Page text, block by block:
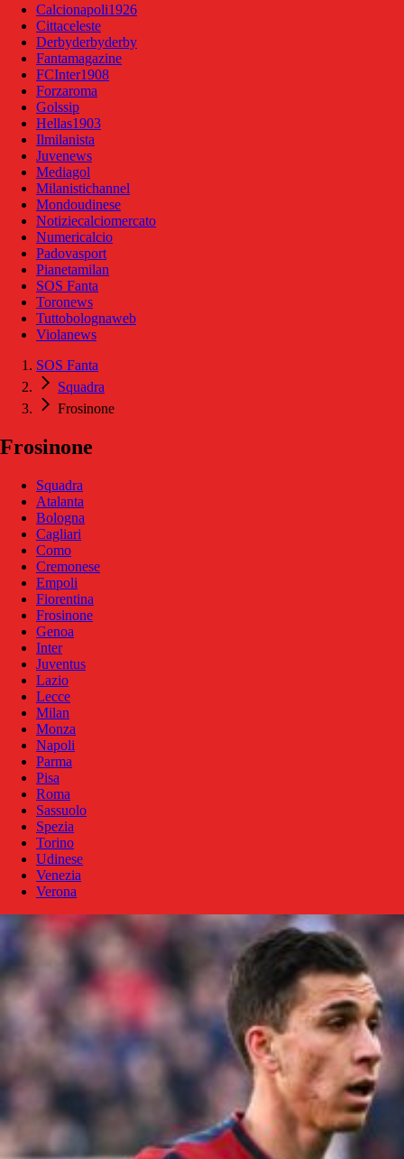
Calcionapoli1926
Cittaceleste
Derbyderbyderby
Fantamagazine
FCInter1908
Forzaroma
Golssip
Hellas1903
Ilmilanista
Juvenews
Mediagol
Milanistichannel
Mondoudinese
Notiziecalciomercato
Numericalcio
Padovasport
Pianetamilan
SOS Fanta
Toronews
Tuttobolognaweb
Violanews
SOS Fanta
Squadra
Frosinone
Frosinone
Squadra
Atalanta
Bologna
Cagliari
Como
Cremonese
Empoli
Fiorentina
Frosinone
Genoa
Inter
Juventus
Lazio
Lecce
Milan
Monza
Napoli
Parma
Pisa
Roma
Sassuolo
Spezia
Torino
Udinese
Venezia
Verona